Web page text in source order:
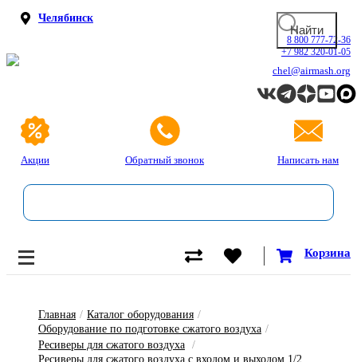
Челябинск
Акции Обратный звонок Написать нам
8 800 777-72-36
+7 982 320-01-05
chel@airmash.org
Корзина
Главная / Каталог оборудования /
Оборудование по подготовке сжатого воздуха /
Ресиверы для сжатого воздуха /
Ресиверы для сжатого воздуха с входом и выходом 1/2